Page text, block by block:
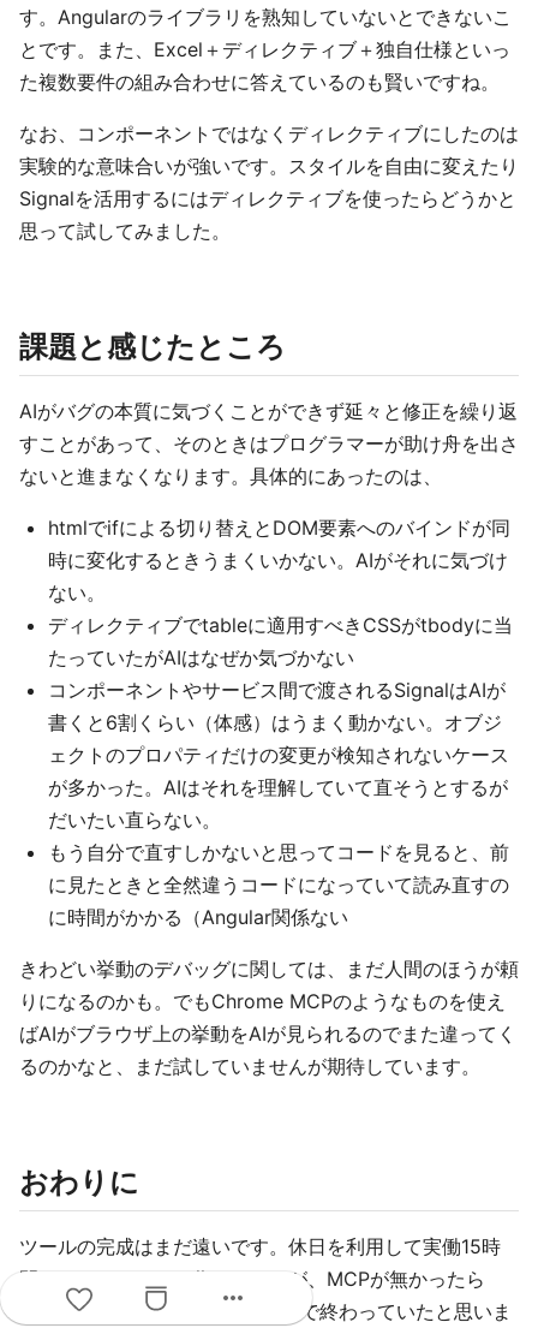
す。Angularのライブラリを熟知していないとできないこ
とです。また、Excel＋ディレクティブ＋独自仕様といっ
た複数要件の組み合わせに答えているのも賢いですね。
なお、コンポーネントではなくディレクティブにしたのは
実験的な意味合いが強いです。スタイルを自由に変えたり
Signalを活用するにはディレクティブを使ったらどうかと
思って試してみました。
課題と感じたところ
AIがバグの本質に気づくことができず延々と修正を繰り返
すことがあって、そのときはプログラマーが助け舟を出さ
ないと進まなくなります。具体的にあったのは、
htmlでifによる切り替えとDOM要素へのバインドが同
時に変化するときうまくいかない。AIがそれに気づけ
ない。
ディレクティブでtableに適用すべきCSSがtbodyに当
たっていたがAIはなぜか気づかない
コンポーネントやサービス間で渡されるSignalはAIが
書くと6割くらい（体感）はうまく動かない。オブジ
ェクトのプロパティだけの変更が検知されないケース
が多かった。AIはそれを理解していて直そうとするが
だいたい直らない。
もう自分で直すしかないと思ってコードを見ると、前
に見たときと全然違うコードになっていて読み直すの
に時間がかかる（Angular関係ない
きわどい挙動のデバッグに関しては、まだ人間のほうが頼
りになるのかも。でもChrome MCPのようなものを使え
ばAIがブラウザ上の挙動をAIが見られるのでまた違ってく
るのかなと、まだ試していませんが期待しています。
おわりに
ツールの完成はまだ遠いです。休日を利用して実働15時
間くらいでイチから作りましたが、MCPが無かったら
Angularの使い方を思い出すだけで終わっていたと思いま
more_horiz